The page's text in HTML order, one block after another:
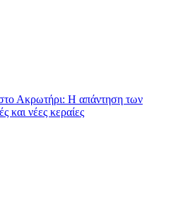
Ακρωτήρι: Η απάντηση των
και νέες κεραίες